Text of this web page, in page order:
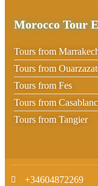
Morocco Tour
Tours from
Tours from
Tours from Fes
Tours from
Tours from Tangier
+34604872269